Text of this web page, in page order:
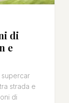
di
e
supercar
strada e
di